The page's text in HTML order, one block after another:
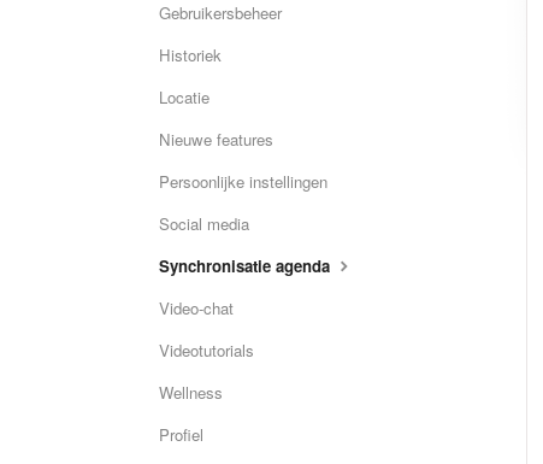
Gebruikersbeheer
Historiek
Locatie
Nieuwe features
Persoonlijke instellingen
Social media
Synchronisatie agenda
Video-chat
Videotutorials
Wellness
Profiel